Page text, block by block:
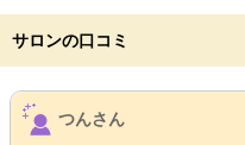
サロンの口コミ
サロンPick Up
つんさん